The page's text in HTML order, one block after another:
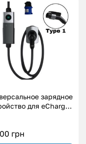
зарядное
для eCharger
грн